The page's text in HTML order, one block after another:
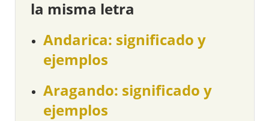
la misma letra
Andarica: significado y
ejemplos
Aragando: significado y
ejemplos